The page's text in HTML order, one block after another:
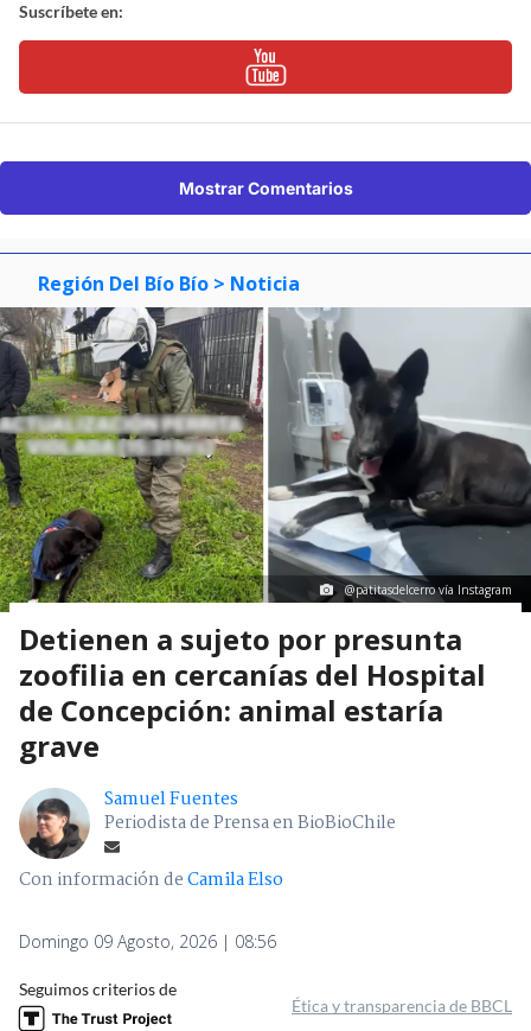
Suscríbete en:
Mostrar Comentarios
Región Del Bío Bío > Noticia
@patitasdelcerro vía Instagram
Detienen a sujeto por presunta
zoofilia en cercanías del Hospital
de Concepción: animal estaría
grave
Samuel Fuentes
Periodista de Prensa en BioBioChile
Con información deCamila Elso
Domingo 09 Agosto, 2026 | 08:56
Seguimos criterios de
Ética y transparencia de BBCL